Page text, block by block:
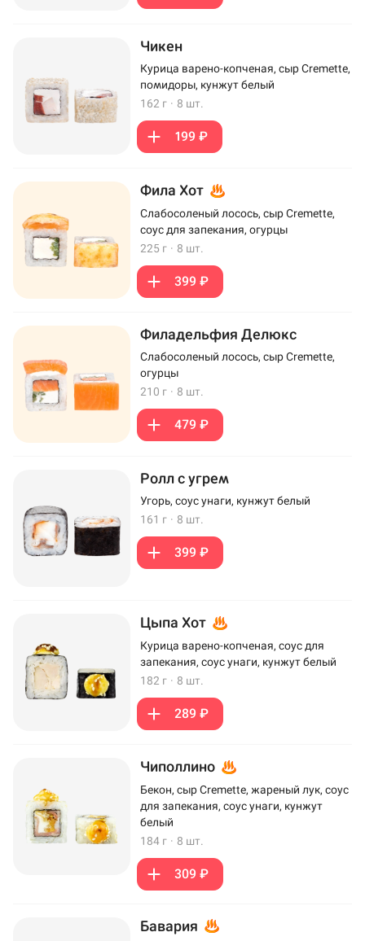
Чикен
Курица варено-копченая, сыр Cremette,
помидоры, кунжут белый
162 г · 8 шт.
199 ₽
Фила Хот
Слабосоленый лосось, сыр Cremette,
соус для запекания, огурцы
225 г · 8 шт.
399 ₽
Филадельфия Делюкс
Слабосоленый лосось, сыр Cremette,
огурцы
210 г · 8 шт.
479 ₽
Ролл с угрем
Угорь, соус унаги, кунжут белый
161 г · 8 шт.
399 ₽
Цыпа Хот
Курица варено-копченая, соус для
запекания, соус унаги, кунжут белый
182 г · 8 шт.
289 ₽
Чиполлино
Бекон, сыр Cremette, жареный лук, соус
для запекания, соус унаги, кунжут
белый
184 г · 8 шт.
309 ₽
Бавария